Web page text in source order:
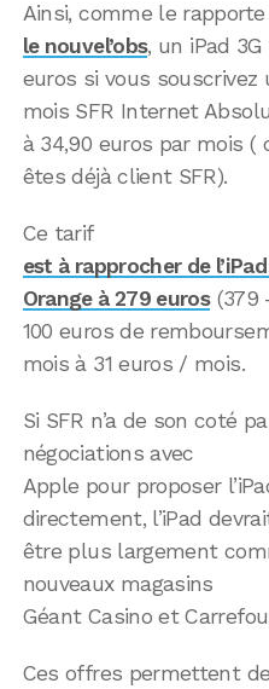
Ainsi, comme le rapporte
le nouvel’obs, un iPad
euros si vous souscrivez
mois SFR Internet Absolu
à 34,90 euros par mois (
êtes déjà client SFR).
Ce tarif
est à rapprocher de
Orange à 279 euros(379
100 euros de
mois à 31 euros / mois.
Si SFR n’a de son coté
négociations avec
Apple pour proposer
directement, l’iPad
être plus largement
nouveaux magasins
Géant Casino et
Ces offres permettent